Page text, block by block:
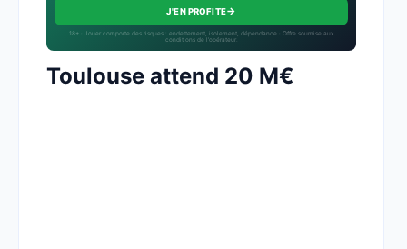
J'EN PROFITE→
18+ · Jouer comporte des risques : endettement, isolement, dépendance · Offre soumise aux
conditions de l’opérateur.
Toulouse attend 20 M€